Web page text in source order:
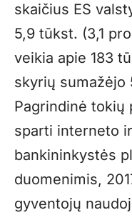
skaičius ES
5,9 tūkst. (3,1
veikia apie 183
skyrių sumažėjo
Pagrindinė tokių
sparti interneto
bankininkystės
duomenimis,
gyventojų